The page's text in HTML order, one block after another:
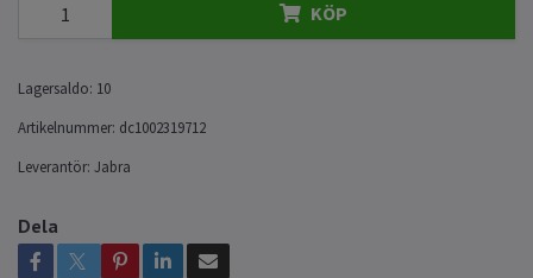
KÖP
Lagersaldo: 10
Artikelnummer: dc1002319712
Leverantör: Jabra
Dela